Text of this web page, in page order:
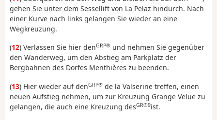
gehen Sie unter dem Sessellift von La Pelaz hindurch. Nach
einer Kurve nach links gelangen Sie wieder an eine
Wegkreuzung.
(12) Verlassen Sie hier denGRP® und nehmen Sie gegenüber
den Wanderweg, um den Abstieg am Parkplatz der
Bergbahnen des Dorfes Menthières zu beenden.
(13) Hier wieder auf denGRP® de la Valserine treffen, einen
neuen Aufstieg nehmen, um zur Kreuzung Grange Velue zu
gelangen, die auch eine Kreuzung desGR®9ist.